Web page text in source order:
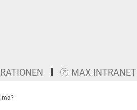
MAX INTRANET